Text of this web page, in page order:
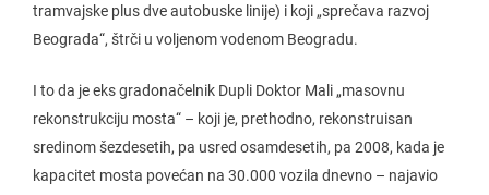
tramvajske plus dve autobuske linije) i koji „sprečava razvoj
Beograda“, štrči u voljenom vodenom Beogradu.
I to da je eks gradonačelnik Dupli Doktor Mali „masovnu
rekonstrukciju mosta“ – koji je, prethodno, rekonstruisan
sredinom šezdesetih, pa usred osamdesetih, pa 2008, kada je
kapacitet mosta povećan na 30.000 vozila dnevno – najavio